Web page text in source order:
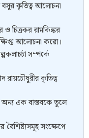
বসুর কৃতিত্ব আলোচনা
ও চিত্রকর রামকিঙ্কর
আলোচনা করো।
সম্পর্কে
রায়চৌধুরীর কৃতিত্ব
অন্য এক বাস্তবকে তুলে
বৈশিষ্ট্যসমূহ সংক্ষেপে